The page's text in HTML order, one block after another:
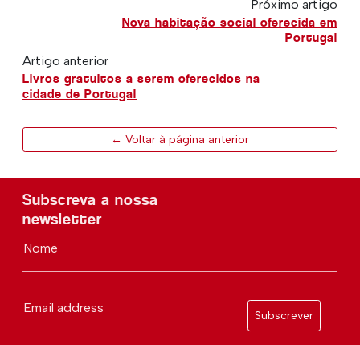
Próximo artigo
Nova habitação social oferecida em
Portugal
Artigo anterior
Livros gratuitos a serem oferecidos na
cidade de Portugal
← Voltar à página anterior
Subscreva a nossa
newsletter
Nome
Email address
Subscrever